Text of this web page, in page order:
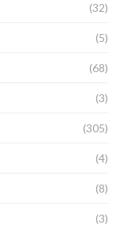
(32)
(5)
(68)
(3)
(305)
(4)
(8)
(3)